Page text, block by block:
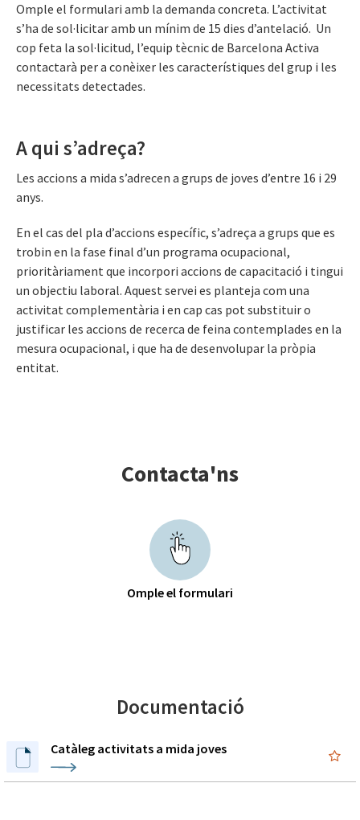
Omple el formulari amb la demanda concreta. L’activitat
s’ha de sol·licitar amb un mínim de 15 dies d’antelació. Un
cop feta la sol·licitud, l’equip tècnic de Barcelona Activa
contactarà per a conèixer les característiques del grup i les
necessitats detectades.
A qui s’adreça?
Les accions a mida s’adrecen a grups de joves d’entre 16 i 29
anys.
En el cas del pla d’accions específic, s’adreça a grups que es
trobin en la fase final d’un programa ocupacional,
prioritàriament que incorpori accions de capacitació i tingui
un objectiu laboral. Aquest servei es planteja com una
activitat complementària i en cap cas pot substituir o
justificar les accions de recerca de feina contemplades en la
mesura ocupacional, i que ha de desenvolupar la pròpia
entitat.
Contacta'ns
Omple el formulari
Documentació
Catàleg activitats a mida joves